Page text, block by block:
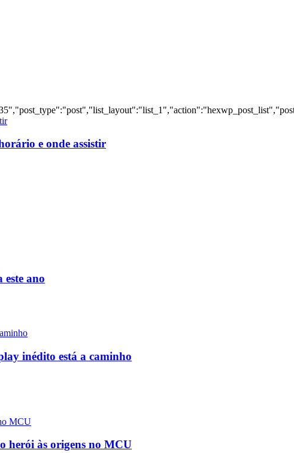
e onde assistir
ano
inédito está a caminho
herói às origens no MCU